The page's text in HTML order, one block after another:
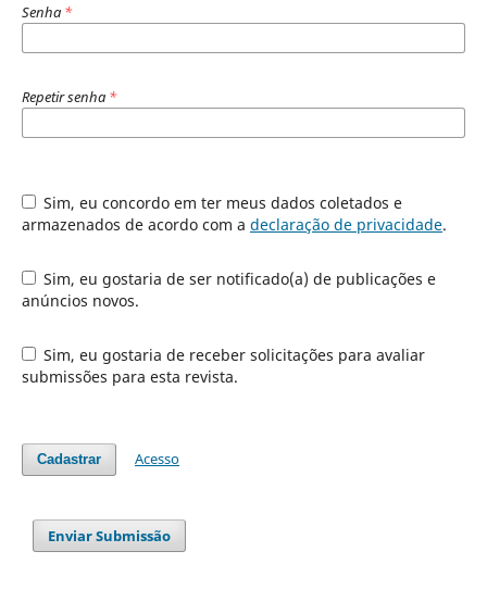
Senha *
Repetir senha *
Sim, eu concordo em ter meus dados coletados e
armazenados de acordo com a declaração de privacidade.
Sim, eu gostaria de ser notificado(a) de publicações e
anúncios novos.
Sim, eu gostaria de receber solicitações para avaliar
submissões para esta revista.
Cadastrar Acesso
Enviar Submissão